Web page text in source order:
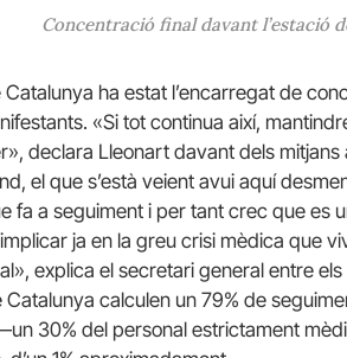
Concentració final davant l’estació
ha estat l’encarregat de
«Si tot continua així,
declara Lleonart davant dels mitjans
el que s’està veient avui aquí
fa a seguiment i per tant crec que es
ja en la greu crisi mèdica que
explica el secretari general entre els
calculen un 79% de
30% del personal estrictament